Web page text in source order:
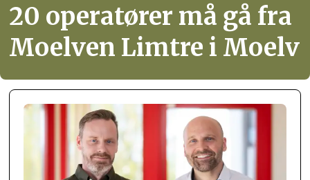
20 operatører må gå fra
Moelven Limtre i Moelv